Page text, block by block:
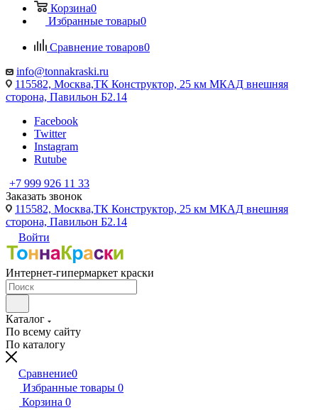
Корзина0
Избранные товары0
Сравнение товаров0
info@tonnakraski.ru
115582, Москва,ТК Конструктор, 25 км МКАД внешняя
сторона, Павильон Б2.14
Facebook
Twitter
Instagram
Rutube
+7 999 926 11 33
Заказать звонок
115582, Москва,ТК Конструктор, 25 км МКАД внешняя
сторона, Павильон Б2.14
Войти
Интернет-гипермаркет краски
Каталог
По всему сайту
По каталогу
Сравнение0
Избранные товары 0
Корзина 0